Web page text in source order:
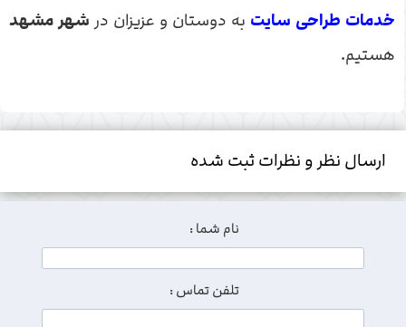
خدمات طراحی سایتبه دوستان و عزیزان درشهر مشهد
هستیم.
ارسال نظر و نظرات ثبت شده
نام شما :
تلفن تماس :